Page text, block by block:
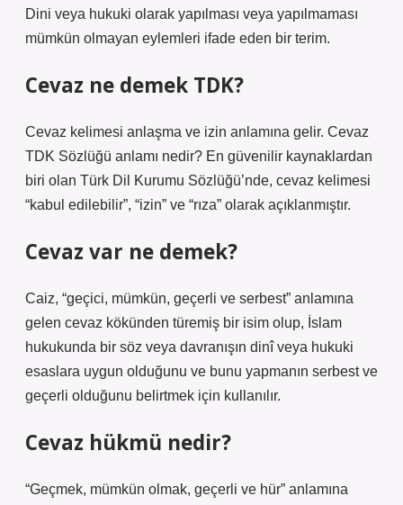
Dini veya hukuki olarak yapılması veya yapılmaması
mümkün olmayan eylemleri ifade eden bir terim.
Cevaz ne demek TDK?
Cevaz kelimesi anlaşma ve izin anlamına gelir. Cevaz
TDK Sözlüğü anlamı nedir? En güvenilir kaynaklardan
biri olan Türk Dil Kurumu Sözlüğü’nde, cevaz kelimesi
“kabul edilebilir”, “izin” ve “rıza” olarak açıklanmıştır.
Cevaz var ne demek?
Caiz, “geçici, mümkün, geçerli ve serbest” anlamına
gelen cevaz kökünden türemiş bir isim olup, İslam
hukukunda bir söz veya davranışın dinî veya hukuki
esaslara uygun olduğunu ve bunu yapmanın serbest ve
geçerli olduğunu belirtmek için kullanılır.
Cevaz hükmü nedir?
“Geçmek, mümkün olmak, geçerli ve hür” anlamına